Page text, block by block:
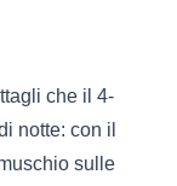
che il 4-
notte: con il
sulle